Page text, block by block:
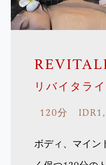
リバイタラ
120分
ボディ、マイン